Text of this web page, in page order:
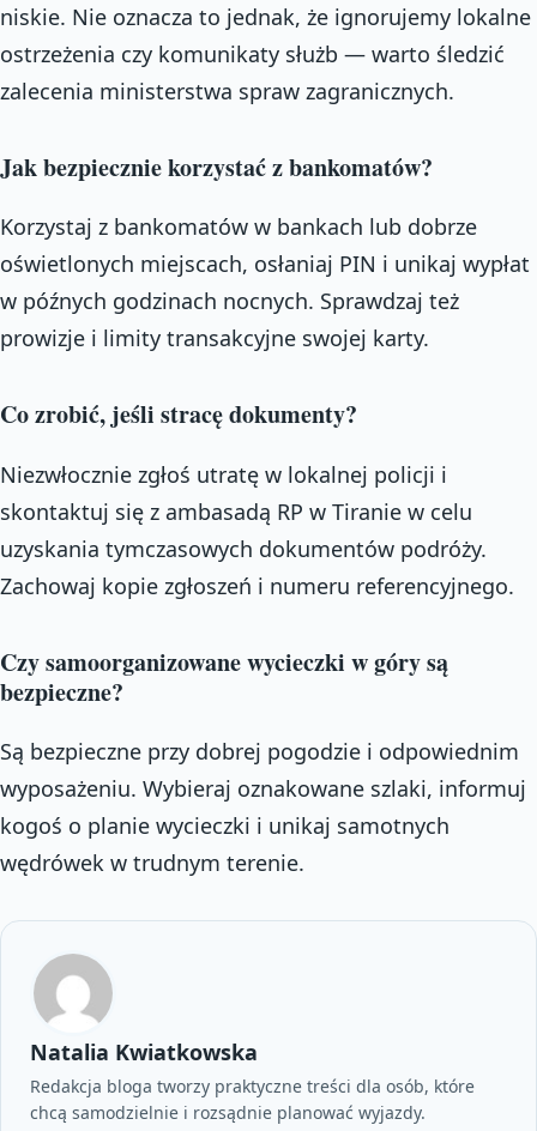
niskie. Nie oznacza to jednak, że ignorujemy lokalne
ostrzeżenia czy komunikaty służb — warto śledzić
zalecenia ministerstwa spraw zagranicznych.
Jak bezpiecznie korzystać z bankomatów?
Korzystaj z bankomatów w bankach lub dobrze
oświetlonych miejscach, osłaniaj PIN i unikaj wypłat
w późnych godzinach nocnych. Sprawdzaj też
prowizje i limity transakcyjne swojej karty.
Co zrobić, jeśli stracę dokumenty?
Niezwłocznie zgłoś utratę w lokalnej policji i
skontaktuj się z ambasadą RP w Tiranie w celu
uzyskania tymczasowych dokumentów podróży.
Zachowaj kopie zgłoszeń i numeru referencyjnego.
Czy samoorganizowane wycieczki w góry są
bezpieczne?
Są bezpieczne przy dobrej pogodzie i odpowiednim
wyposażeniu. Wybieraj oznakowane szlaki, informuj
kogoś o planie wycieczki i unikaj samotnych
wędrówek w trudnym terenie.
Natalia Kwiatkowska
Redakcja bloga tworzy praktyczne treści dla osób, które
chcą samodzielnie i rozsądnie planować wyjazdy.